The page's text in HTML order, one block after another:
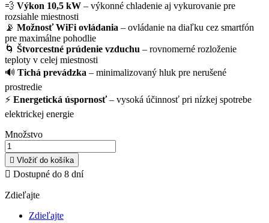
💨 Výkon 10,5 kW – výkonné chladenie aj vykurovanie pre
rozsiahle miestnosti
📡 Možnosť WiFi ovládania – ovládanie na diaľku cez smartfón
pre maximálne pohodlie
🌀 Štvorcestné prúdenie vzduchu – rovnomerné rozloženie
teploty v celej miestnosti
🔊 Tichá prevádzka – minimalizovaný hluk pre nerušené
prostredie
⚡ Energetická úspornosť– vysoká účinnosť pri nízkej spotrebe
elektrickej energie
Množstvo
 Vložiť do košíka
 Dostupné do 8 dní
Zdieľajte
Zdieľajte